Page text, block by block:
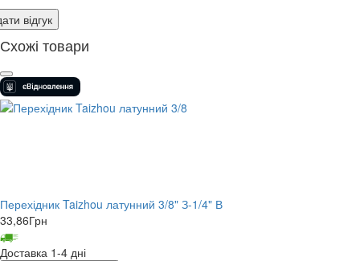
відгук
Схожі товари
Перехідник Taizhou латунний 3/8" З-1/4" В
33,86Грн
Доставка 1-4 дні